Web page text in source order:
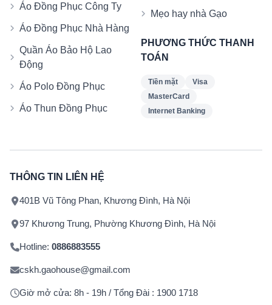
Áo Đồng Phục Công Ty
Áo Đồng Phục Nhà Hàng
Quần Áo Bảo Hộ Lao
Động
Áo Polo Đồng Phục
Áo Thun Đồng Phục
Mẹo hay nhà Gạo
PHƯƠNG THỨC THANH
TOÁN
Tiền mặt
Visa
MasterCard
Internet Banking
THÔNG TIN LIÊN HỆ
401B Vũ Tông Phan, Khương Đình, Hà Nội
97 Khương Trung, Phường Khương Đình, Hà Nội
Hotline: 0886883555
cskh.gaohouse@gmail.com
Giờ mở cửa: 8h - 19h / Tổng Đài : 1900 1718